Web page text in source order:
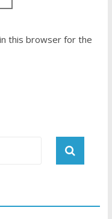
this browser for the